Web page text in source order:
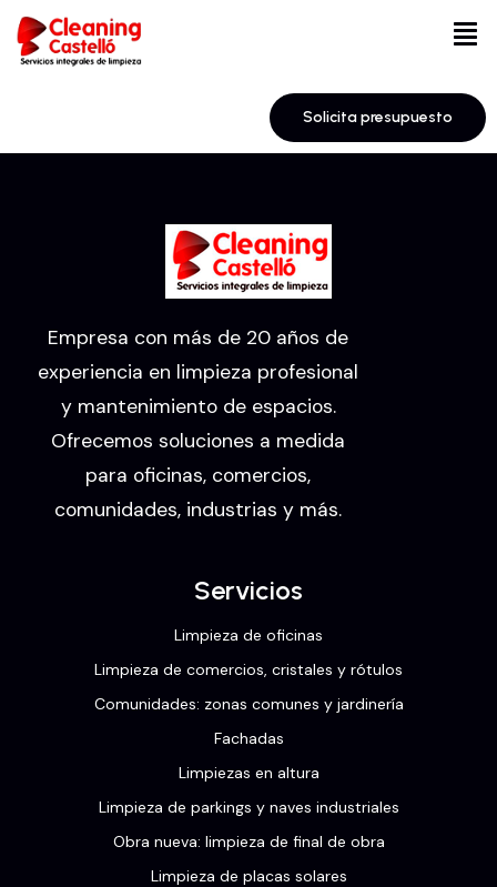
Solicita presupuesto
Empresa con más de 20 años de
experiencia en limpieza profesional
y mantenimiento de espacios.
Ofrecemos soluciones a medida
para oficinas, comercios,
comunidades, industrias y más.
Servicios
Limpieza de oficinas
Limpieza de comercios, cristales y rótulos
Comunidades: zonas comunes y jardinería
Fachadas
Limpiezas en altura
Limpieza de parkings y naves industriales
Obra nueva: limpieza de final de obra
Limpieza de placas solares